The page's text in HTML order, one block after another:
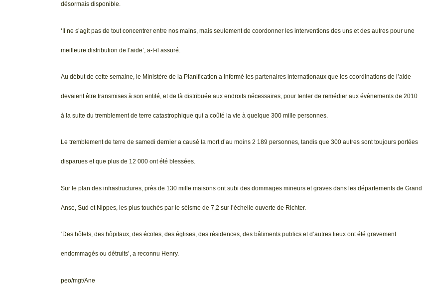
désormais disponible.
‘Il ne s’agit pas de tout concentrer entre nos mains, mais seulement de coordonner les interventions des uns et des autres pour une
meilleure distribution de l’aide’, a-t-il assuré.
Au début de cette semaine, le Ministère de la Planification a informé les partenaires internationaux que les coordinations de l’aide
devaient être transmises à son entité, et de là distribuée aux endroits nécessaires, pour tenter de remédier aux événements de 2010
à la suite du tremblement de terre catastrophique qui a coûté la vie à quelque 300 mille personnes.
Le tremblement de terre de samedi dernier a causé la mort d’au moins 2 189 personnes, tandis que 300 autres sont toujours portées
disparues et que plus de 12 000 ont été blessées.
Sur le plan des infrastructures, près de 130 mille maisons ont subi des dommages mineurs et graves dans les départements de Grand
Anse, Sud et Nippes, les plus touchés par le séisme de 7,2 sur l’échelle ouverte de Richter.
‘Des hôtels, des hôpitaux, des écoles, des églises, des résidences, des bâtiments publics et d’autres lieux ont été gravement
endommagés ou détruits’, a reconnu Henry.
peo/mgt/Ane